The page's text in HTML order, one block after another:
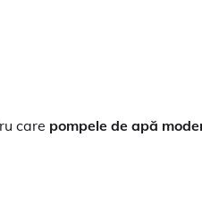
care pompele de apă